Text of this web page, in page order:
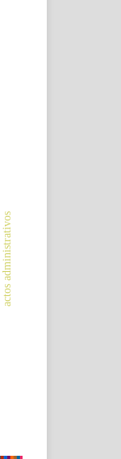
actos administrativos